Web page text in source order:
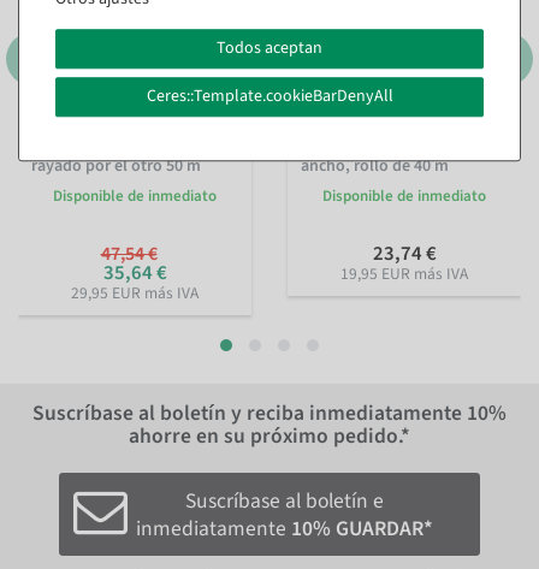
rayado por el otro 50 m
Disponible de inmediato
47,54 €
35,64 €
29,95 EUR más IVA
ancho, rollo de 40 m
Disponible de inmediato
23,74 €
19,95 EUR más IVA
Suscríbase al boletín y reciba inmediatamente 10%
ahorre en su próximo pedido.*
Suscríbase al boletín e
inmediatamente 10% GUARDAR*
Todos aceptan
Ceres::Template.cookieBarDenyAll